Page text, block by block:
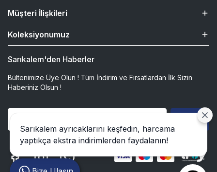
Müşteri İlişkileri
Koleksiyonumuz
Sarıkalem'den Haberler
Bültenimize Üye Olun ! Tüm İndirim ve Fırsatlardan İlk Sizin
Haberiniz Olsun !
Gönder
Sarıkalem ayrıcaklarını keşfedin, harcama
yaptıkça ekstra indirimlerden faydalanın!